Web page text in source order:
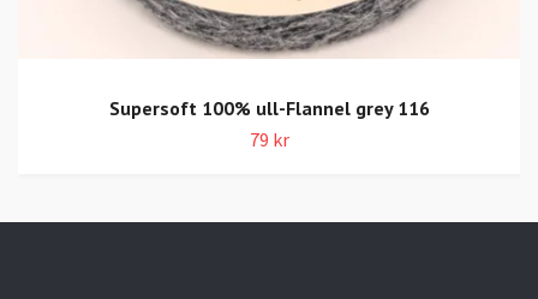
Supersoft 100% ull-Flannel grey 116
79 kr